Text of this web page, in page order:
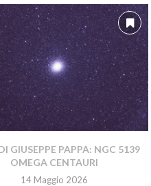
GIUSEPPE PAPPA: NGC 5139
OMEGA CENTAURI
14 Maggio 2026